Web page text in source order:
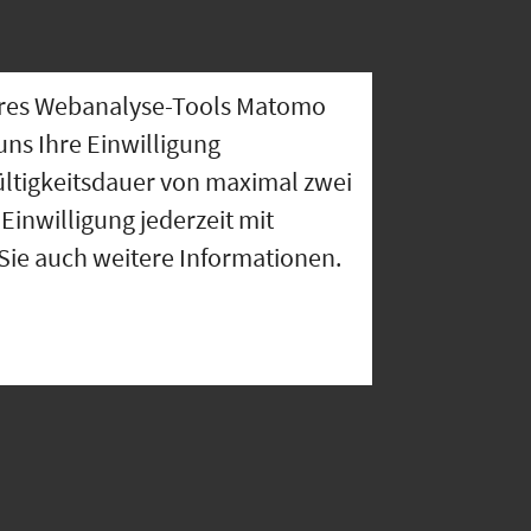
Webanalyse-Tools Matomo
Ihre Einwilligung
von maximal zwei
jederzeit mit
auch weitere Informationen.